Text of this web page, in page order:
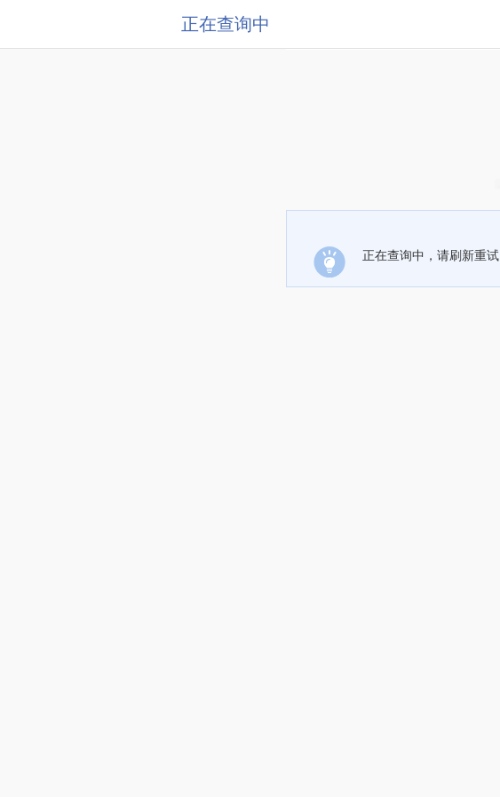
正在查询中
正在查询中，请刷新重试